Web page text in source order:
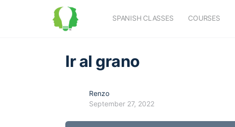
SPANISH CLASSES COURSES
Ir al grano
Renzo
September 27, 2022